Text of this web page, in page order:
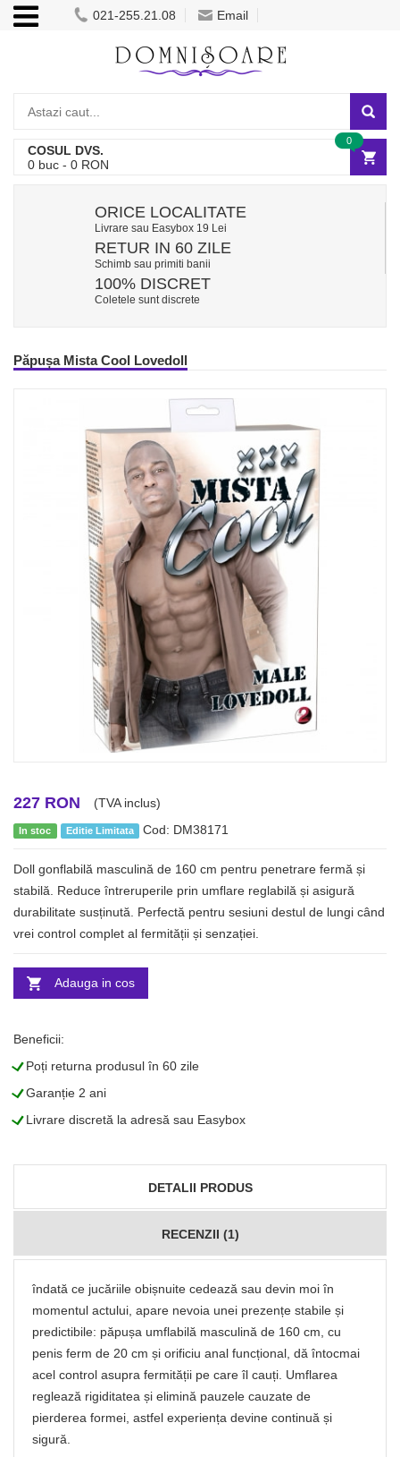
021-255.21.08 Email
COSUL DVS.
0 buc - 0 RON
0
ORICE LOCALITATE
Livrare sau Easybox 19 Lei
RETUR IN 60 ZILE
Schimb sau primiti banii
100% DISCRET
Coletele sunt discrete
Păpușa Mista Cool Lovedoll
227 RON (TVA inclus)
In stoc Editie Limitata Cod: DM38171
Doll gonflabilă masculină de 160 cm pentru penetrare fermă și
stabilă. Reduce întreruperile prin umflare reglabilă și asigură
durabilitate susținută. Perfectă pentru sesiuni destul de lungi când
vrei control complet al fermității și senzației.
Adauga in cos
Beneficii:
LPoți returna produsul în 60 zile
LGaranție 2 ani
LLivrare discretă la adresă sau Easybox
DETALII PRODUS
RECENZII (1)
îndată ce jucăriile obișnuite cedează sau devin moi în
momentul actului, apare nevoia unei prezențe stabile și
predictibile: păpușa umflabilă masculină de 160 cm, cu
penis ferm de 20 cm și orificiu anal funcțional, dă întocmai
acel control asupra fermității pe care îl cauți. Umflarea
reglează rigiditatea și elimină pauzele cauzate de
pierderea formei, astfel experiența devine continuă și
sigură.